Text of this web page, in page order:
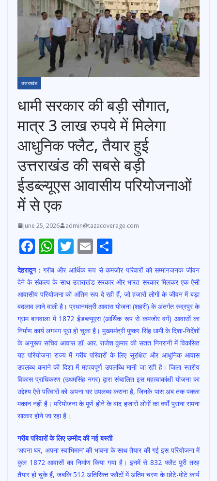
उत्तराखंड
धामी सरकार की बड़ी सौगात,
मात्र 3 लाख रुपये में मिलेगा
आधुनिक फ्लैट, तैयार हुई
उत्तराखंड की सबसे बड़ी
ईडब्ल्यूएस आवासीय परियोजनाओं
में से एक
June 25, 2026 admin@tazacoverage.com
F
ac
e
b
o
o
k
W
h
at
s
A
p
p
T
w
itt
er
E
m
ai
l
h
ar
e
देहरादून :गरीब और आर्थिक रूप से कमजोर परिवारों को सम्मानजनक जीवन
देने के संकल्प के साथ उत्तराखंड सरकार और भारत सरकार मिलकर एक ऐसी
आवासीय परियोजना को अंतिम रूप दे रही हैं, जो हजारों लोगों के जीवन में बड़ा
बदलाव लाने वाली है। प्रधानमंत्री आवास योजना (शहरी) के अंतर्गत रुद्रपुर के
ग्राम बागवाला में 1872 ईडब्ल्यूएस (आर्थिक रूप से कमजोर वर्ग) आवासों का
निर्माण कार्य लगभग पूरा हो चुका है। मुख्यमंत्री पुष्कर सिंह धामी के दिशा-निर्देशों
के अनुरूप सचिव आवास डॉ. आर. राजेश कुमार की सतत निगरानी में विकसित
यह परियोजना राज्य में गरीब परिवारों के लिए सुरक्षित और आधुनिक आवास
उपलब्ध कराने की दिशा में महत्वपूर्ण उपलब्धि मानी जा रही है। जिला स्तरीय
विकास प्राधिकरण (उधमसिंह नगर) द्वारा संचालित इस महत्वाकांक्षी योजना का
उद्देश्य ऐसे परिवारों को अपना घर उपलब्ध कराना है, जिनके पास अब तक पक्का
मकान नहीं है। परियोजना के पूर्ण होने के बाद हजारों लोगों का वर्षों पुराना सपना
साकार होने जा रहा है।
गरीब परिवारों के लिए उम्मीद की नई बस्ती
‘अपना घर, अपना स्वाभिमान’ की भावना के साथ तैयार की गई इस परियोजना में
कुल 1872 आवासों का निर्माण किया गया है। इनमें से 832 फ्लैट पूरी तरह
तैयार हो चुके हैं, जबकि 512 अतिरिक्त फ्लैटों में अंतिम चरण के छोटे-मोटे कार्य